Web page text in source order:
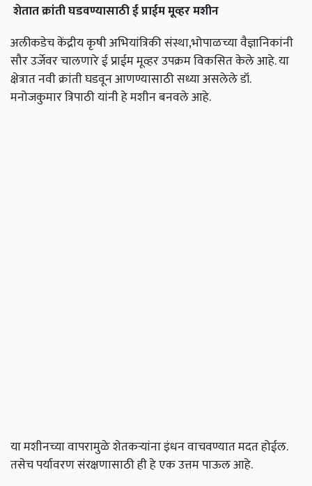
शेतातक्रांतीघडवण्यासाठीईप्राईममूव्हरमशीन
अलीकडेच केंद्रीय कृषी अभियांत्रिकी संस्था,भोपाळच्या वैज्ञानिकांनी
सौर उर्जेवर चालणारे ई प्राईम मूव्हर उपक्रम विकसित केले आहे. या
क्षेत्रात नवी क्रांती घडवून आणण्यासाठी सध्या असलेले डॉ.
मनोजकुमार त्रिपाठी यांनी हे मशीन बनवले आहे.
या मशीनच्या वापरामुळे शेतकऱ्यांना इंधन वाचवण्यात मदत होईल.
तसेच पर्यावरण संरक्षणासाठी ही हे एक उत्तम पाऊल आहे.